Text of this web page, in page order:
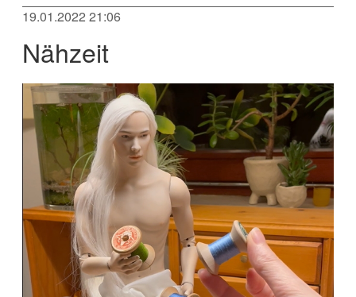
19.01.2022 21:06
Nähzeit